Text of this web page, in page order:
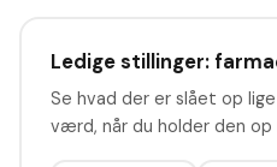
Ledige stillinger:
Se hvad der er slået op
værd, når du holder den op